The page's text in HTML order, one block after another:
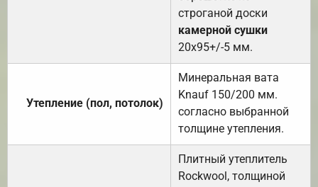
строганой доски
камерной сушки
20х95+/-5 мм.
Утепление (пол, потолок)
Минеральная вата
Knauf 150/200 мм.
согласно выбранной
толщине утепления.
Плитный утеплитель
Rockwool, толщиной